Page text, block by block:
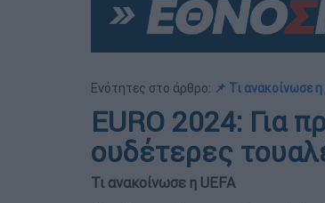
Ενότητες στο άρθρο: 📌 Τι ανακοίνωσε η
EURO 2024: Για
ουδέτερες
Τι ανακοίνωσε η UEFA